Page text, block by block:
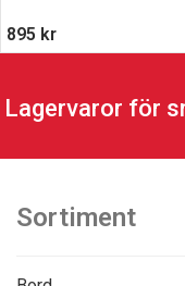
895 kr
Lagervaror för
Sortiment